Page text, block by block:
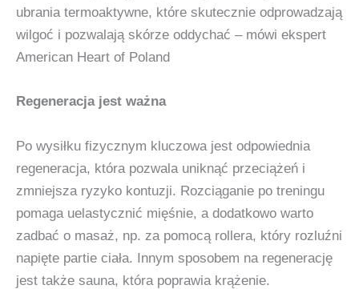
ubrania termoaktywne, które skutecznie odprowadzają
wilgoć i pozwalają skórze oddychać – mówi ekspert
American Heart of Poland
Regeneracja jest ważna
Po wysiłku fizycznym kluczowa jest odpowiednia
regeneracja, która pozwala uniknąć przeciążeń i
zmniejsza ryzyko kontuzji. Rozciąganie po treningu
pomaga uelastycznić mięśnie, a dodatkowo warto
zadbać o masaż, np. za pomocą rollera, który rozluźni
napięte partie ciała. Innym sposobem na regenerację
jest także sauna, która poprawia krążenie.